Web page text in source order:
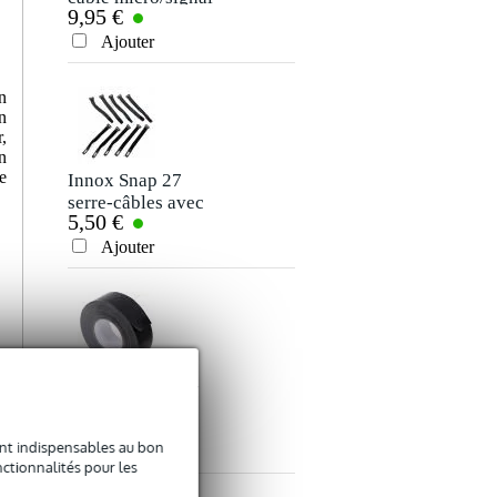
indispensables au bon
pour les
Votre avis
Envoyer
XLR 10 m
9,95 €
Ajouter
Innox Snap 27
serre-câbles avec
bande autocollante
5,50 €
Ajouter
Ajouter